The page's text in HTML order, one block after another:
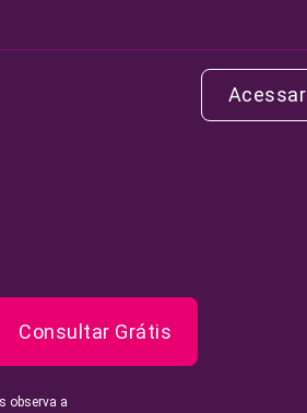
Acessar
Consultar Grátis
observa a